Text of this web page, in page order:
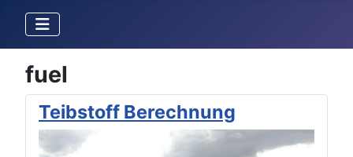
fuel
Teibstoff Berechnung